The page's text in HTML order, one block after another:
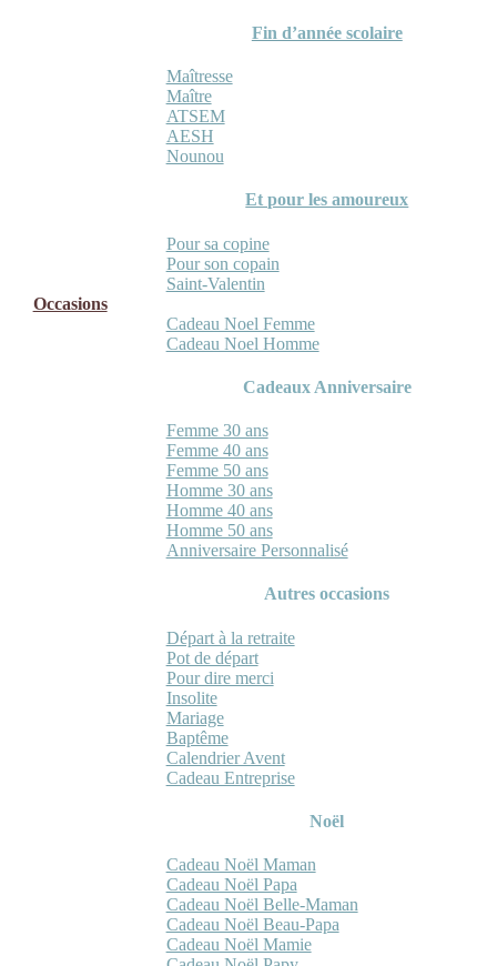
Fin d’année scolaire
Maîtresse
Maître
ATSEM
AESH
Nounou
Et pour les amoureux
Pour sa copine
Pour son copain
Saint-Valentin
Occasions
Cadeau Noel Femme
Cadeau Noel Homme
Cadeaux Anniversaire
Femme 30 ans
Femme 40 ans
Femme 50 ans
Homme 30 ans
Homme 40 ans
Homme 50 ans
Anniversaire Personnalisé
Autres occasions
Départ à la retraite
Pot de départ
Pour dire merci
Insolite
Mariage
Baptême
Calendrier Avent
Cadeau Entreprise
Noël
Cadeau Noël Maman
Cadeau Noël Papa
Cadeau Noël Belle-Maman
Cadeau Noël Beau-Papa
Cadeau Noël Mamie